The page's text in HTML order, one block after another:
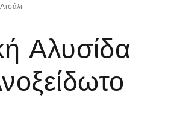
Αλυσίδα